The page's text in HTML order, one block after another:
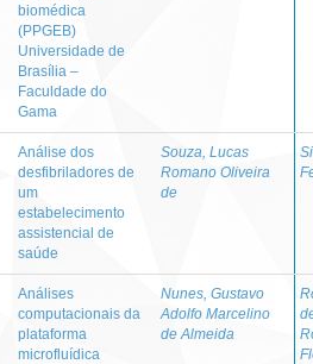
biomédica
(PPGEB)
Universidade de
Brasília –
Faculdade do
Gama
Análise dos
desfibriladores de
um
estabelecimento
assistencial de
saúde
Souza, Lucas
Romano Oliveira
de
Análises
computacionais da
plataforma
microfluídica
Nunes, Gustavo
Adolfo Marcelino
de Almeida